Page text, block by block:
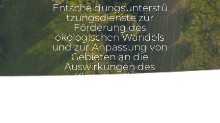
Entscheidungsunterstü
tzungsdienste zur
Förderung des
ökologischen Wandels
und zur Anpassung von
Gebieten an die
Auswirkungen des
Klimawandels.